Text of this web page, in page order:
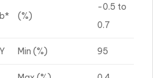
b* (%)
-0.5 to
0.7
Y Min (%) 95